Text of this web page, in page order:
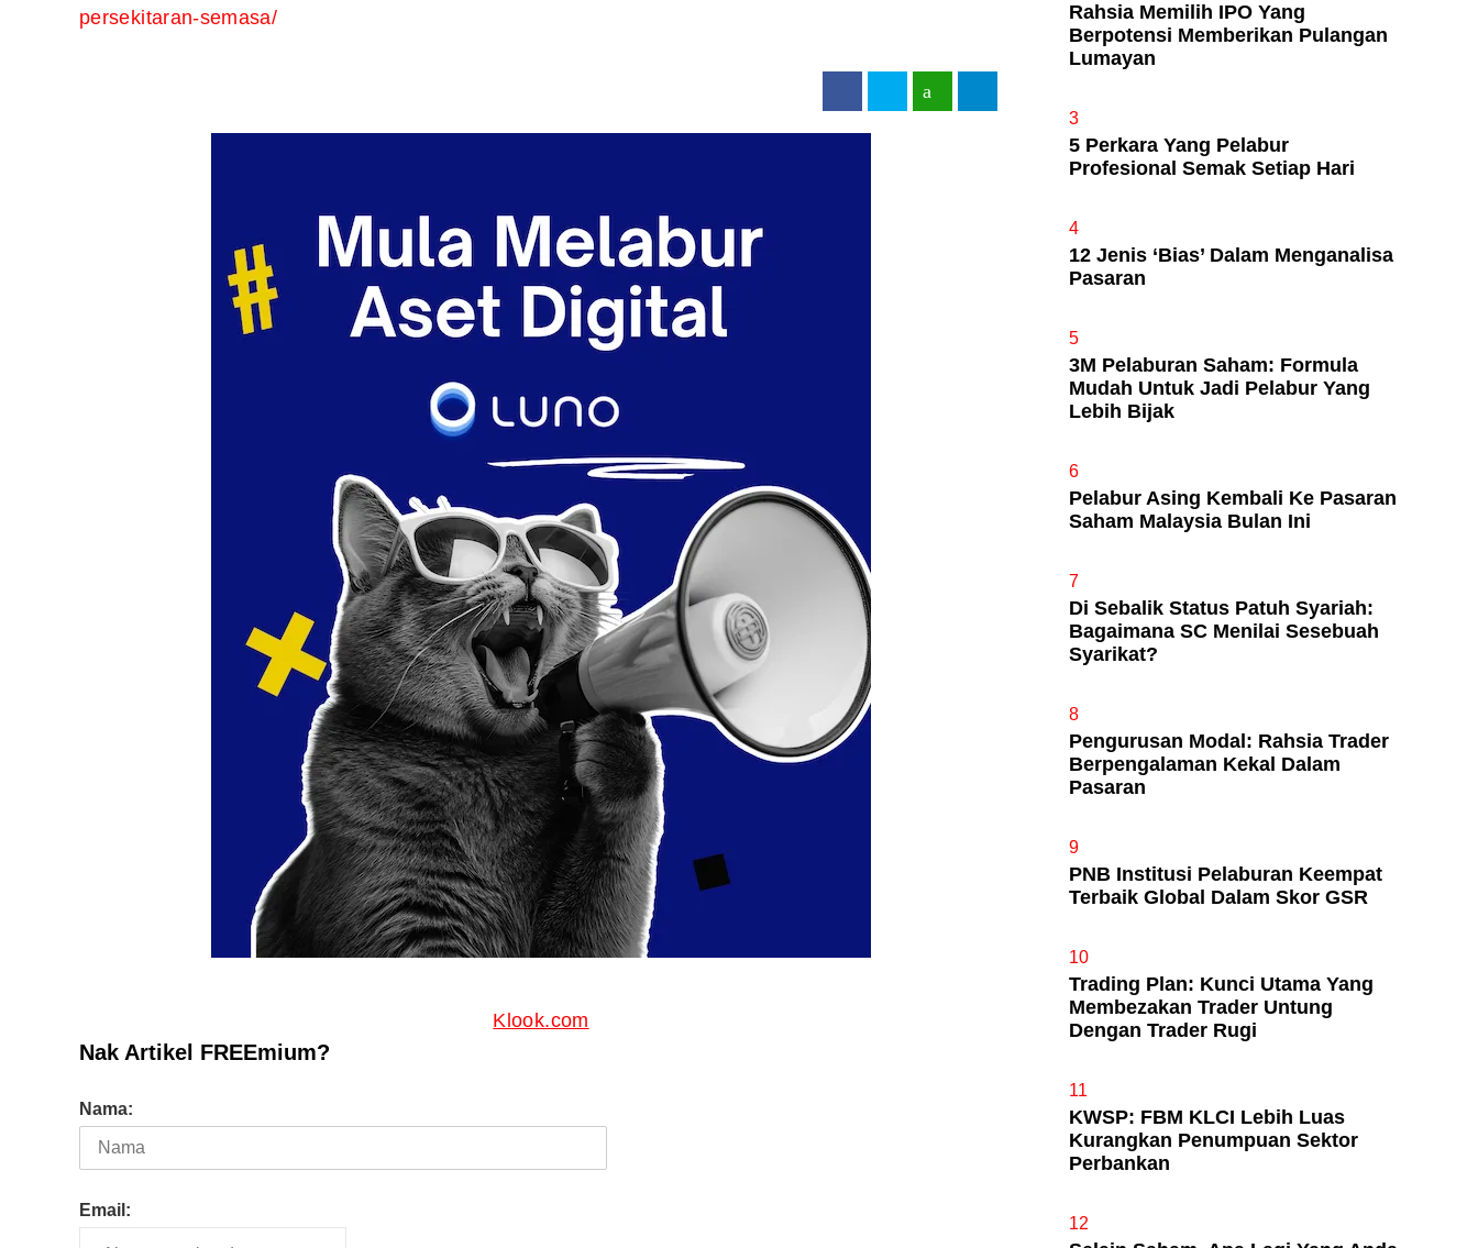
persekitaran-semasa/
Klook.com
Nak Artikel FREEmium?
Nama:
Email:
Rahsia Memilih IPO Yang
Berpotensi Memberikan Pulangan
Lumayan
3
5 Perkara Yang Pelabur
Profesional Semak Setiap Hari
4
12 Jenis ‘Bias’ Dalam Menganalisa
Pasaran
5
3M Pelaburan Saham: Formula
Mudah Untuk Jadi Pelabur Yang
Lebih Bijak
6
Pelabur Asing Kembali Ke Pasaran
Saham Malaysia Bulan Ini
7
Di Sebalik Status Patuh Syariah:
Bagaimana SC Menilai Sesebuah
Syarikat?
8
Pengurusan Modal: Rahsia Trader
Berpengalaman Kekal Dalam
Pasaran
9
PNB Institusi Pelaburan Keempat
Terbaik Global Dalam Skor GSR
10
Trading Plan: Kunci Utama Yang
Membezakan Trader Untung
Dengan Trader Rugi
11
KWSP: FBM KLCI Lebih Luas
Kurangkan Penumpuan Sektor
Perbankan
12